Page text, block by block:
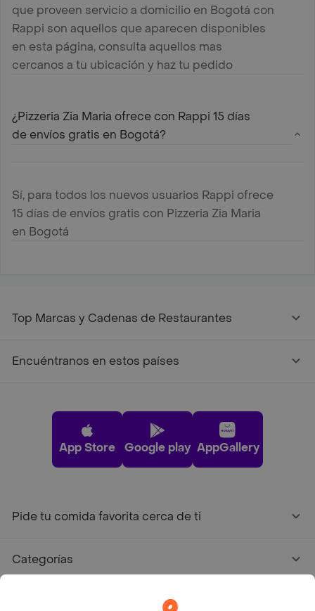
que proveen servicio a domicilio en Bogotá con
Rappi son aquellos que aparecen disponibles
en esta página, consulta aquellos mas
cercanos a tu ubicación y haz tu pedido
¿Pizzeria Zia Maria ofrece con Rappi 15 días
de envíos gratis en Bogotá?
Sí, para todos los nuevos usuarios Rappi ofrece
15 días de envíos gratis con Pizzeria Zia Maria
en Bogotá
Top Marcas y Cadenas de Restaurantes
Encuéntranos en estos países
App Store Google play AppGallery
Pide tu comida favorita cerca de ti
Categorías